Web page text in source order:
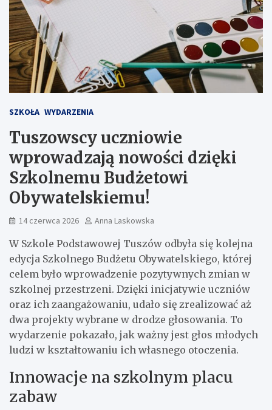
SZKOŁA WYDARZENIA
Tuszowscy uczniowie
wprowadzają nowości dzięki
Szkolnemu Budżetowi
Obywatelskiemu!
14 czerwca 2026 Anna Laskowska
W Szkole Podstawowej Tuszów odbyła się kolejna
edycja Szkolnego Budżetu Obywatelskiego, której
celem było wprowadzenie pozytywnych zmian w
szkolnej przestrzeni. Dzięki inicjatywie uczniów
oraz ich zaangażowaniu, udało się zrealizować aż
dwa projekty wybrane w drodze głosowania. To
wydarzenie pokazało, jak ważny jest głos młodych
ludzi w kształtowaniu ich własnego otoczenia.
Innowacje na szkolnym placu
zabaw